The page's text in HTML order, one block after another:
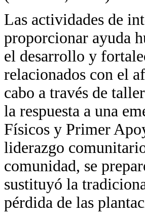
Las actividades de
proporcionar ayuda
el desarrollo y
relacionados con el
cabo a través de
la respuesta a una
Físicos y Primer
liderazgo
comunidad, se
sustituyó la
pérdida de las